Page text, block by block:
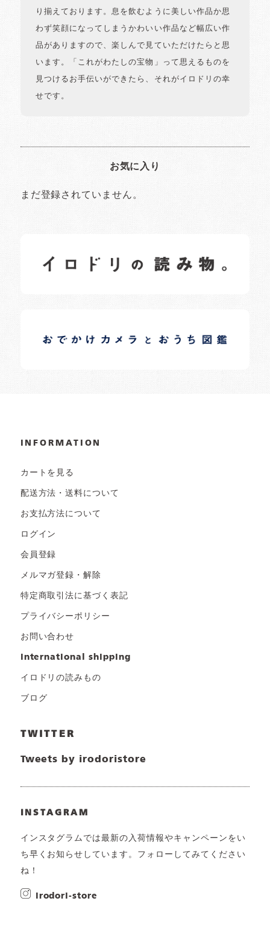
り揃えております。息を飲むように美しい作品か思
わず笑顔になってしまうかわいい作品など幅広い作
品がありますので、楽しんで見ていただけたらと思
います。「これがわたしの宝物」って思えるものを
見つけるお手伝いができたら、それがイロドリの幸
せです。
お気に入り
まだ登録されていません。
日常の様子など随時更新中です。
日常の様子など随時更新中です。
INFORMATION
カートを見る
配送方法・送料について
お支払方法について
ログイン
会員登録
メルマガ登録・解除
特定商取引法に基づく表記
プライバシーポリシー
お問い合わせ
international shipping
イロドリの読みもの
ブログ
TWITTER
Tweets by irodoristore
INSTAGRAM
インスタグラムでは最新の入荷情報やキャンペーンをい
ち早くお知らせしています。フォローしてみてください
ね！
irodori-store